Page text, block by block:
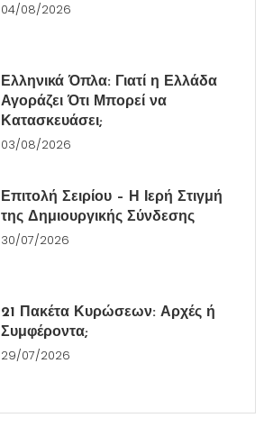
04/08/2026
Ελληνικά Όπλα: Γιατί η Ελλάδα
Αγοράζει Ότι Μπορεί να
Κατασκευάσει;
03/08/2026
Επιτολή Σειρίου – Η Ιερή Στιγμή
της Δημιουργικής Σύνδεσης
30/07/2026
21 Πακέτα Κυρώσεων: Αρχές ή
Συμφέροντα;
29/07/2026